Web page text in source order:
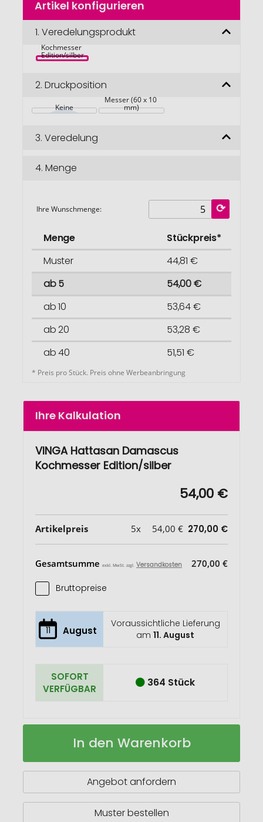
Anfang
Bildgalerie
springen
Artikel konfigurieren
1. Veredelungsprodukt
Hattasan
Kochmesser
Edition/silber
2. Druckposition
Keine
Messer (60 x 10
mm)
3. Veredelung
4. Menge
Ihre Wunschmenge:
Menge
Stückpreis*
Muster
44,81 €
ab 5
54,00 €
ab 10
53,64 €
ab 20
53,28 €
ab 40
51,51 €
* Preis pro Stück. Preis ohne Werbeanbringung
Ihre Kalkulation
VINGA Hattasan Damascus
Kochmesser Edition/silber
54,00 €
Artikelpreis 5x 54,00 € 270,00 €
Gesamtsumme exkl. MwSt. zzgl. Versandkosten 270,00 €
Bruttopreise
11 August
Voraussichtliche Lieferung
am11. August
SOFORT
VERFÜGBAR
364 Stück
VINGA
Kochmesser
Auf
In den Warenkorb
Angebot anfordern
Muster bestellen